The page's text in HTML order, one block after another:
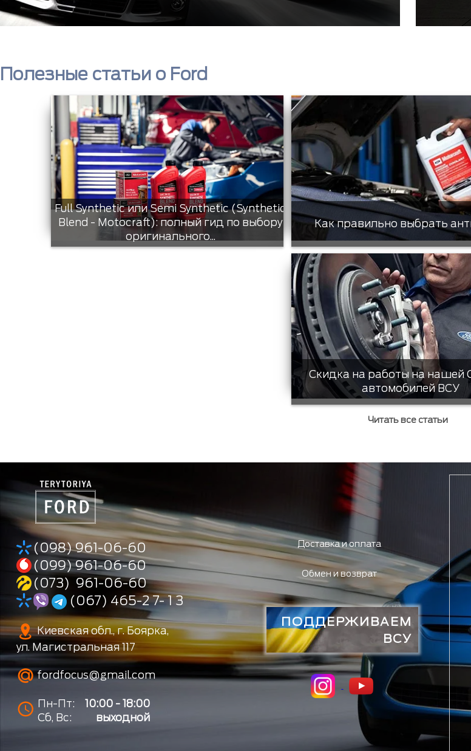
Полезные статьи о Ford
Full Synthetic или Semi Synthetic (Synthetic
Blend - Motocraft): полный гид по выбору
оригинального...
Как правильно выбрать
Скидка на работы на нашей
автомобилей ВСУ
Читать все статьи
(098) 961-06-60
(099) 961-06-60
(073) 961-06-60
(067) 465-2 7- 1 3
Киевская обл., г. Боярка,
ул. Магистральная 117
fordfocus@gmail.com
Пн-Пт:
10:00 - 18:00
Сб, Вс:
выходной
Доставка и оплата
Обмен и возврат
ПОДДЕРЖИВАЕМ
ВСУ